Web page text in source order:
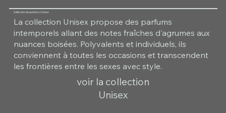
Collection de parfums Unisex
La collection Unisex propose des parfums
intemporels allant des notes fraîches d'agrumes aux
nuances boisées. Polyvalents et individuels, ils
conviennent à toutes les occasions et transcendent
les frontières entre les sexes avec style.
voir la collection
Unisex